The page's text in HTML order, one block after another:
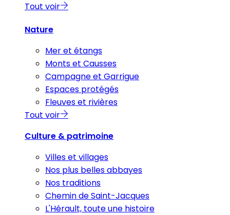
Tout voir
Nature
Mer et étangs
Monts et Causses
Campagne et Garrigue
Espaces protégés
Fleuves et rivières
Tout voir
Culture & patrimoine
Villes et villages
Nos plus belles abbayes
Nos traditions
Chemin de Saint-Jacques
L'Hérault, toute une histoire